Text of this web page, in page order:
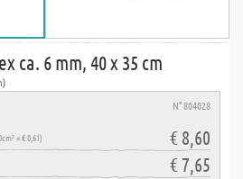
ca. 6 mm, 40 x 35 cm
N° 804028
= € 0,61) € 8,60
€ 7,65